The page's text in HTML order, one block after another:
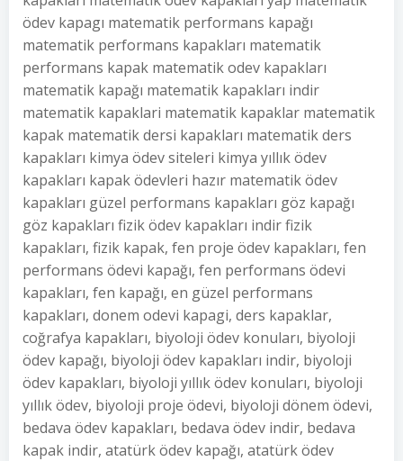
ödev kapagı matematik performans kapağı
matematik performans kapakları matematik
performans kapak matematik odev kapakları
matematik kapağı matematik kapakları indir
matematik kapaklari matematik kapaklar matematik
kapak matematik dersi kapakları matematik ders
kapakları kimya ödev siteleri kimya yıllık ödev
kapakları kapak ödevleri hazır matematik ödev
kapakları güzel performans kapakları göz kapağı
göz kapakları fizik ödev kapakları indir fizik
kapakları, fizik kapak, fen proje ödev kapakları, fen
performans ödevi kapağı, fen performans ödevi
kapakları, fen kapağı, en güzel performans
kapakları, donem odevi kapagi, ders kapaklar,
coğrafya kapakları, biyoloji ödev konuları, biyoloji
ödev kapağı, biyoloji ödev kapakları indir, biyoloji
ödev kapakları, biyoloji yıllık ödev konuları, biyoloji
yıllık ödev, biyoloji proje ödevi, biyoloji dönem ödevi,
bedava ödev kapakları, bedava ödev indir, bedava
kapak indir, atatürk ödev kapağı, atatürk ödev